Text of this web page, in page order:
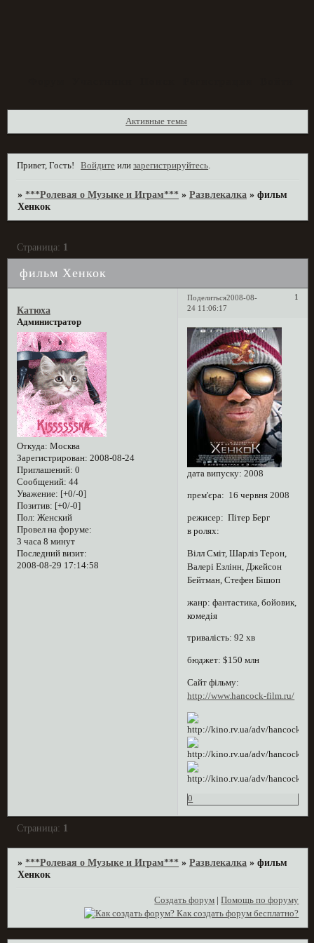
Активные темы
Привет, Гость! Войдите илизарегистрируйтесь.
»***Ролевая о Музыке и Играм*** »Развлекалка »фильм
Хенкок
фильм Хенкок
Страница: 1
Поделиться 1
2008-08-
24 11:06:17
Катюха
Администратор
Откуда: Москва
Зарегистрирован: 2008-08-24
Приглашений: 0
Сообщений: 44
Уважение: [+0/-0]
Позитив: [+0/-0]
Пол: Женский
Провел на форуме:
3 часа 8 минут
Последний визит:
2008-08-29 17:14:58
дата випуску: 2008
прем'єра: 16 червня 2008
режисер: Пітер Берг
в ролях:
Вілл Сміт, Шарліз Терон,
Валері Езлінн, Джейсон
Бейтман, Стефен Бішоп
жанр: фантастика, бойовик,
комедія
тривалість: 92 хв
бюджет: $150 млн
Сайт фільму:
http://www.hancock-film.ru/
0
Страница: 1
»***Ролевая о Музыке и Играм*** »Развлекалка »фильм
Хенкок
Создать форум |Помощь по форуму